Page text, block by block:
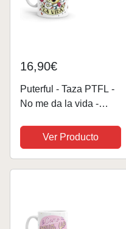
16,90€
Puterful - Taza PTFL -
No me da la vida -
- Resistente al
microondas y
lavavajillas
Ver Producto